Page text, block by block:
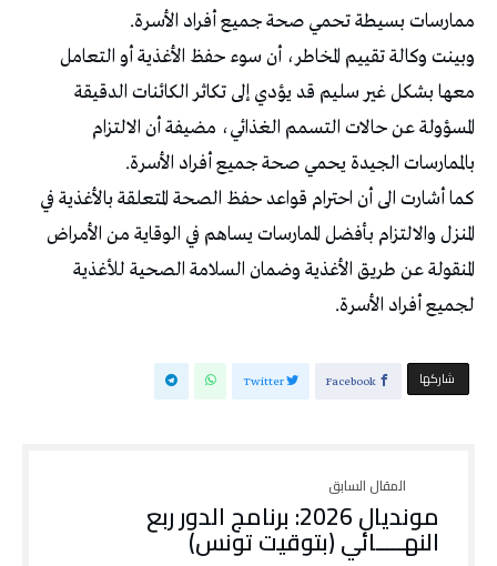
ممارسات بسيطة تحمي صحة جميع أفراد الأسرة.
وبينت وكالة تقييم المخاطر، أن سوء حفظ الأغذية أو التعامل
معها بشكل غير سليم قد يؤدي إلى تكاثر الكائنات الدقيقة
المسؤولة عن حالات التسمم الغذائي، مضيفة أن الالتزام
بالممارسات الجيدة يحمي صحة جميع أفراد الأسرة.
كما أشارت الى أن احترام قواعد حفظ الصحة المتعلقة بالأغذية في
المنزل والالتزام بأفضل الممارسات يساهم في الوقاية من الأمراض
المنقولة عن طريق الأغذية وضمان السلامة الصحية للأغذية
لجميع أفراد الأسرة.
‫‫ شاركها‬ Facebook
Twitter
مونديال 2026: برنامج الدور ربع
النهـــــائي (بتوقيت تونس)